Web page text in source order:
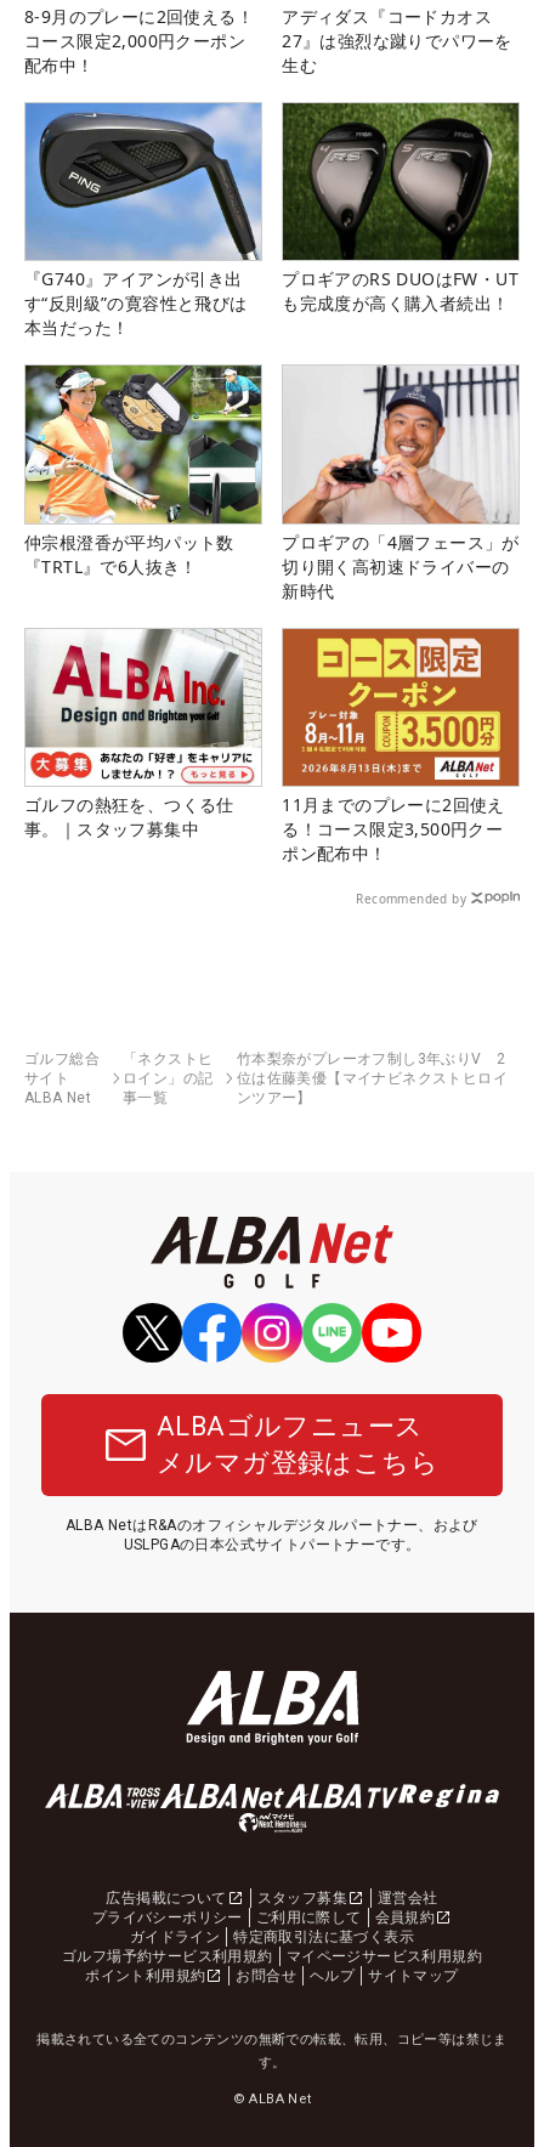
8-9月のプレーに2回使える！
コース限定2,000円クーポン
配布中！
アディダス『コードカオス
27』は強烈な蹴りでパワーを
生む
『G740』アイアンが引き出
す“反則級”の寛容性と飛びは
本当だった！
プロギアのRS DUOはFW・UT
も完成度が高く購入者続出！
仲宗根澄香が平均パット数
『TRTL』で6人抜き！
プロギアの「4層フェース」が
切り開く高初速ドライバーの
新時代
ゴルフの熱狂を、つくる仕
事。｜スタッフ募集中
11月までのプレーに2回使え
る！コース限定3,500円クー
ポン配布中！
Recommended by
ゴルフ総合
サイト
ALBA Net
「ネクストヒ
ロイン」の記
事一覧
竹本梨奈がプレーオフ制し3年ぶりV 2
位は佐藤美優【マイナビネクストヒロイ
ンツアー】
ALBAゴルフニュース
メルマガ登録はこちら
ALBA NetはR&Aのオフィシャルデジタルパートナー、および
USLPGAの日本公式サイトパートナーです。
広告掲載について スタッフ募集
運営会社
プライバシーポリシー
ご利用に際して
会員規約
ガイドライン
特定商取引法に基づく表示
ゴルフ場予約サービス利用規約
マイページサービス利用規約
ポイント利用規約
お問合せ ヘルプ サイトマップ
掲載されている全てのコンテンツの無断での転載、転用、コピー等は禁じま
す。
© ALBA Net